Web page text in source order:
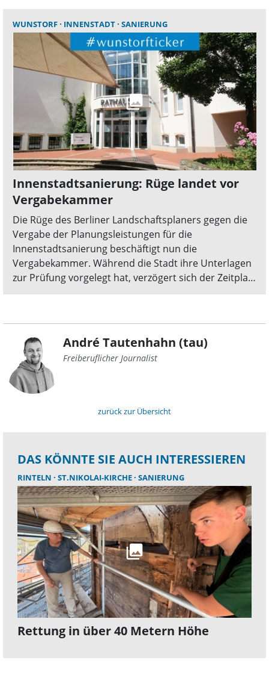
WUNSTORF INNENSTADT SANIERUNG
Innenstadtsanierung: Rüge landet vor
Vergabekammer
Die Rüge des Berliner Landschaftsplaners gegen die
Vergabe der Planungsleistungen für die
Innenstadtsanierung beschäftigt nun die
Vergabekammer. Während die Stadt ihre Unterlagen
zur Prüfung vorgelegt hat, verzögert sich der Zeitplan
André Tautenhahn (tau)
Freiberuflicher Journalist
zurück zur Übersicht
DAS KÖNNTE SIE AUCH INTERESSIEREN
RINTELN ST.NIKOLAI-KIRCHE SANIERUNG
Rettung in über 40 Metern Höhe